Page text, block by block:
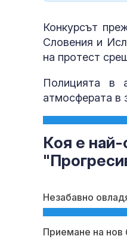
Конкурсът
Словения и
на протест
Полицията в
атмосферата в
Коя е
Незабавно
Приемане на